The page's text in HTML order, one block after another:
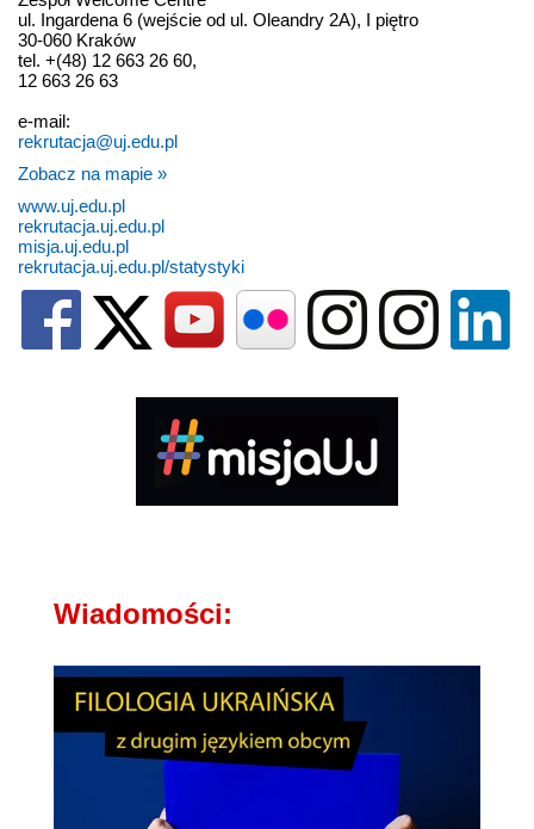
ul. Ingardena 6 (wejście od ul. Oleandry 2A), I piętro
30-060 Kraków
tel. +(48) 12 663 26 60,
12 663 26 63
e-mail:
rekrutacja@uj.edu.pl
Zobacz na mapie »
www.uj.edu.pl
rekrutacja.uj.edu.pl
misja.uj.edu.pl
rekrutacja.uj.edu.pl/statystyki
Wiadomości: